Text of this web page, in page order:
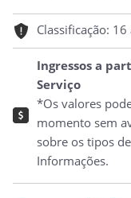
Classificação:
Ingressos a
Serviço
*Os valores
momento sem
sobre os tipos
Informações.